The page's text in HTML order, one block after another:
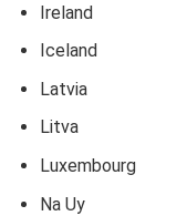
Ireland
Iceland
Latvia
Litva
Luxembourg
Na Uy